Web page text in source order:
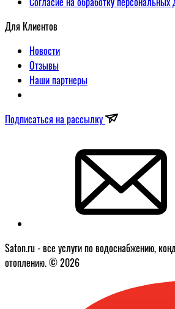
Для Клиентов
Новости
Отзывы
Наши партнеры
Подписаться на рассылку
Saton.ru - все услуги по водоснабжению,
отоплению. © 2026